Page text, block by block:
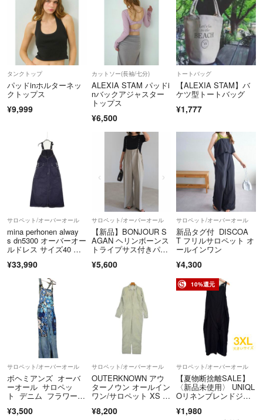
タンクトップ
パッドinホルターネッ
クトップス
¥9,999
カットソー(長袖/七分)
ALEXIA STAM パッドi
nバックアジャスター
トップス
¥6,500
トートバッグ
【ALEXIA STAM】バ
ケツ型トートバッグ
¥1,777
サロペット/オーバーオール
mina perhonen alway
s dn5300 オーバーオー
ルドレス サイズ40 定
トンリネン ジャンパー
スカート オーバーオー
ル インディゴ ネイビ
ー レディース ミナペ
ルホネン【中古】6-07
¥33,990
サロペット/オーバーオール
【新品】BONJOUR S
AGAN ヘリンボーンス
トライプサス付きパン
¥5,600
サロペット/オーバーオール
新品タグ付 DISCOA
T フリルサロペット オ
ールインワン
¥4,300
サロペット/オーバーオール
ボヘミアンズ オーバ
ーオール サロペッ
ト デニム フラワー
¥3,500
サロペット/オーバーオール
OUTERKNOWN アウ
ターノウン オールイン
ワン/サロペット XS カ
【送料無料】
¥8,200
10%還元
サロペット/オーバーオール
【夏物断捨離SALE】
〈新品未使用〉 UNIQL
Oリネンブレンドジャ
ク 3XL 大きいサイ
¥1,980